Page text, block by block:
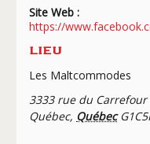
Site Web :
https://
LIEU
Les Maltcommodes
3333 rue du Carrefour
Québec, Québec